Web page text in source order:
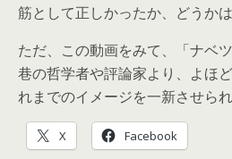
筋として正しかったか、どうかは
ただ、この動画をみて、「ナベ
巷の哲学者や評論家より、よほ
れまでのイメージを一新させられ
X Facebook